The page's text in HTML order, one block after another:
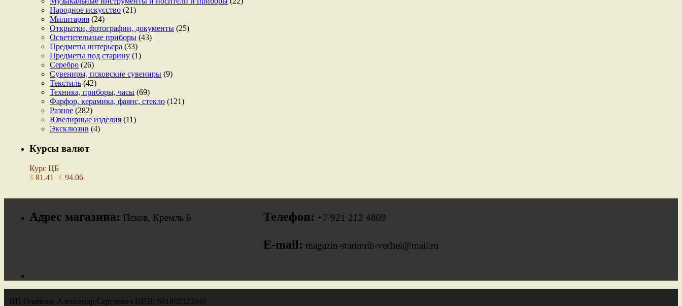
Народное искусство (21)
Милитария (24)
Открытки, фотографии, документы (25)
Осветительные приборы (43)
Предметы интерьера (33)
Предметы под старину (1)
Серебро (26)
Сувениры, псковские сувениры (9)
Текстиль (42)
Техника, приборы, часы (69)
Фарфор, керамика, фаянс, стекло (121)
Разное (282)
Ювелирные изделия (11)
Эксклюзив (4)
Курсы валют
Курс ЦБ
$ 81.41 € 94.06
Адрес магазина: Псков, Кремль 6 Телефон: +7 921 212 4809
E-mail: magazin-starinnih-vechei@mail.ru
ИП Олейник Александр Сергеевич ИНН: 601802323340